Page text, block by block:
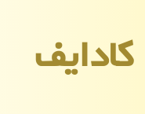
كادایف